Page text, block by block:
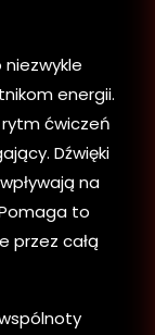
niezwykle
energii.
ćwiczeń
Dźwięki
na
to
przez całą